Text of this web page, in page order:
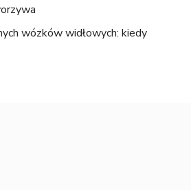
wózków widłowych: kiedy